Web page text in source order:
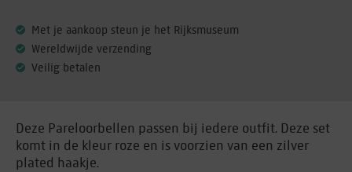
Met je aankoop steun je het Rijksmuseum
Wereldwijde verzending
Veilig betalen
Deze Pareloorbellen passen bij iedere outfit. Deze set
komt in de kleur roze en is voorzien van een zilver
plated haakje.